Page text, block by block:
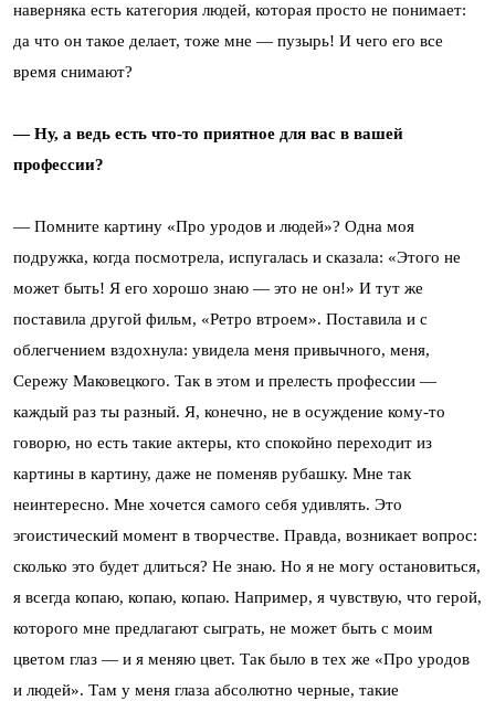
наверняка есть категория людей, которая просто не понимает:
да что он такое делает, тоже мне — пузырь! И чего его все
время снимают?
— Ну, а ведь есть что-то приятное для вас в вашей
профессии?
— Помните картину «Про уродов и людей»? Одна моя
подружка, когда посмотрела, испугалась и сказала: «Этого не
может быть! Я его хорошо знаю — это не он!» И тут же
поставила другой фильм, «Ретро втроем». Поставила и с
облегчением вздохнула: увидела меня привычного, меня,
Сережу Маковецкого. Так в этом и прелесть профессии —
каждый раз ты разный. Я, конечно, не в осуждение кому-то
говорю, но есть такие актеры, кто спокойно переходит из
картины в картину, даже не поменяв рубашку. Мне так
неинтересно. Мне хочется самого себя удивлять. Это
эгоистический момент в творчестве. Правда, возникает вопрос:
сколько это будет длиться? Не знаю. Но я не могу остановиться,
я всегда копаю, копаю, копаю. Например, я чувствую, что герой,
которого мне предлагают сыграть, не может быть с моим
цветом глаз — и я меняю цвет. Так было в тех же «Про уродов
и людей». Там у меня глаза абсолютно черные, такие